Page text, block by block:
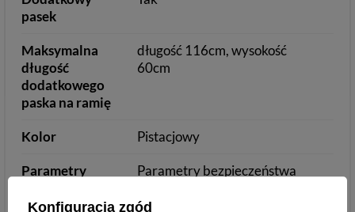
pasek
Maksymalna
długość
dodatkowego
paska na ramię
długość 116cm, wysokość
60cm
Kolor Pistacjowy
Parametry
Parametry bezpieczeństwa
Konfiguracja zgód